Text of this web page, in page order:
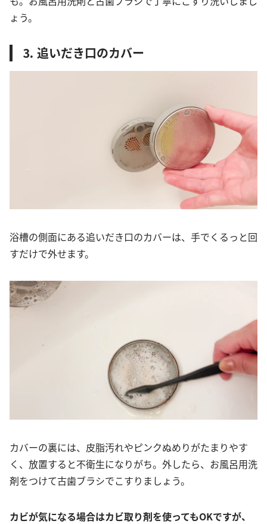
ょう。
⒊ 追いだき口のカバー
浴槽の側面にある追いだき口のカバーは、手でくるっと回
すだけで外せます。
カバーの裏には、皮脂汚れやピンクぬめりがたまりやす
く、放置すると不衛生になりがち。外したら、お風呂用洗
剤をつけて古歯ブラシでこすりましょう。
カビが気になる場合はカビ取り剤を使ってもOKですが、